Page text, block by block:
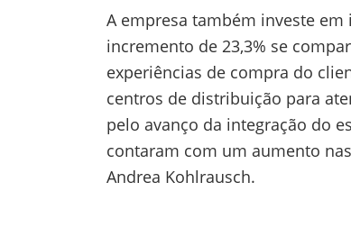
A empresa também investe
incremento de 23,3% se
experiências de compra do
centros de distribuição para
pelo avanço da integração do
contaram com um aumento
Andrea Kohlrausch.